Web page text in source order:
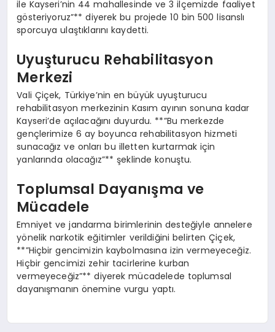
ile Kayseri’nin 44 mahallesinde ve 3 ilçemizde faaliyet
gösteriyoruz”** diyerek bu projede 10 bin 500 lisanslı
sporcuya ulaştıklarını kaydetti.
Uyuşturucu Rehabilitasyon
Merkezi
Vali Çiçek, Türkiye’nin en büyük uyuşturucu
rehabilitasyon merkezinin Kasım ayının sonuna kadar
Kayseri’de açılacağını duyurdu. **”Bu merkezde
gençlerimize 6 ay boyunca rehabilitasyon hizmeti
sunacağız ve onları bu illetten kurtarmak için
yanlarında olacağız”** şeklinde konuştu.
Toplumsal Dayanışma ve
Mücadele
Emniyet ve jandarma birimlerinin desteğiyle annelere
yönelik narkotik eğitimler verildiğini belirten Çiçek,
**”Hiçbir gencimizin kaybolmasına izin vermeyeceğiz.
Hiçbir gencimizi zehir tacirlerine kurban
vermeyeceğiz”** diyerek mücadelede toplumsal
dayanışmanın önemine vurgu yaptı.